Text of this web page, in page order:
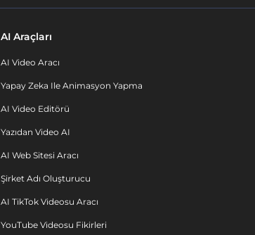
AI Araçları
AI Video Aracı
Yapay Zeka Ile Animasyon Yapma
AI Video Editörü
Yazıdan Video AI
AI Web Sitesi Aracı
Şirket Adı Oluşturucu
AI TikTok Videosu Aracı
YouTube Videosu Fikirleri